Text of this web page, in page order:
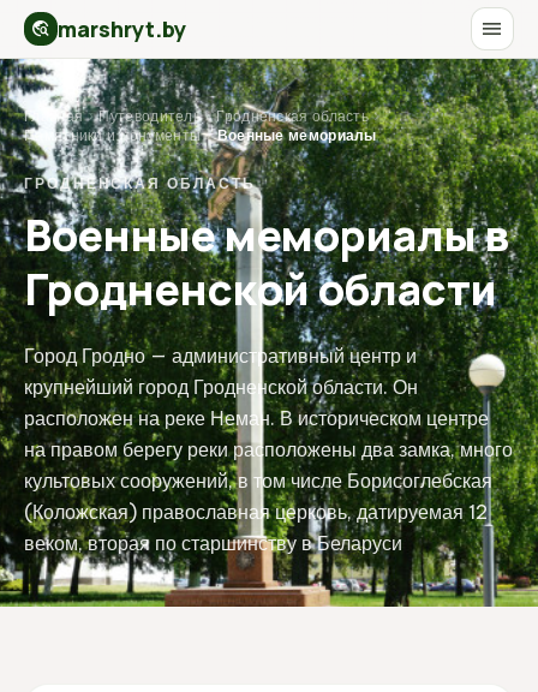
travel_explore marshryt.by menu
Главная › Путеводитель › Гродненская область ›
Памятники и монументы › Военные мемориалы
ГРОДНЕНСКАЯ ОБЛАСТЬ
Военные мемориалы в
Гродненской области
Город Гродно — административный центр и
крупнейший город Гродненской области. Он
расположен на реке Неман. В историческом центре
на правом берегу реки расположены два замка, много
культовых сооружений, в том числе Борисоглебская
(Коложская) православная церковь, датируемая 12
веком, вторая по старшинству в Беларуси